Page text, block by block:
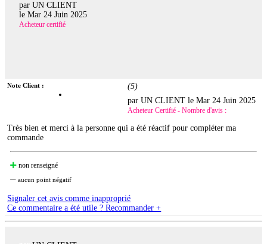
par UN CLIENT
le Mar 24 Juin 2025
Acheteur certifié
Note Client : (5)
par UN CLIENT leMar 24 Juin 2025
Acheteur Certifié - Nombre d'avis :
Très bien et merci à la personne qui a été réactif pour compléter ma
commande
non renseigné
aucun point négatif
Signaler cet avis comme inapproprié
Ce commentaire a été utile ? Recommander +